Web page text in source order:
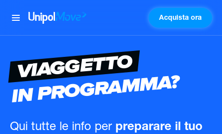
UnipolMove Acquista ora
VIAGGETTO
IN PROGRAMMA?
Qui tutte le info per preparare il tuo